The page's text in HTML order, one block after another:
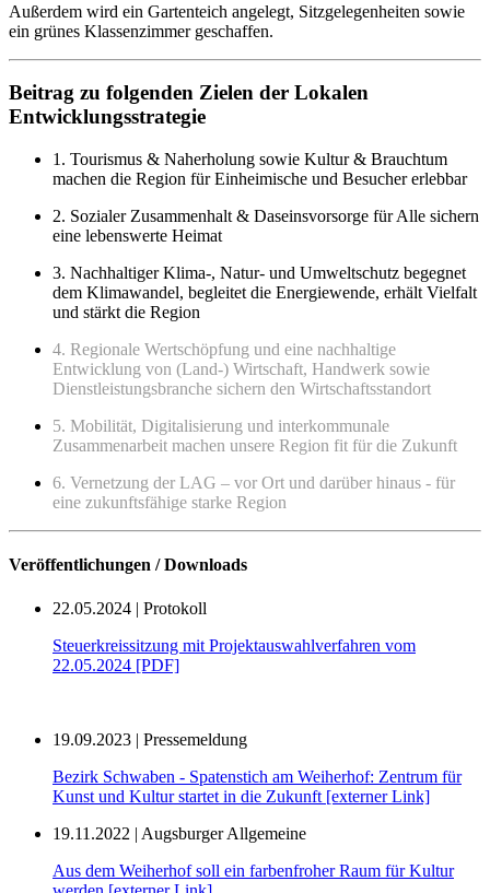
Außerdem wird ein Gartenteich angelegt, Sitzgelegenheiten sowie
ein grünes Klassenzimmer geschaffen.
Beitrag zu folgenden Zielen der Lokalen
Entwicklungsstrategie
1. Tourismus & Naherholung sowie Kultur & Brauchtum
machen die Region für Einheimische und Besucher erlebbar
2. Sozialer Zusammenhalt & Daseinsvorsorge für Alle sichern
eine lebenswerte Heimat
3. Nachhaltiger Klima-, Natur- und Umweltschutz begegnet
dem Klimawandel, begleitet die Energiewende, erhält Vielfalt
und stärkt die Region
4. Regionale Wertschöpfung und eine nachhaltige
Entwicklung von (Land-) Wirtschaft, Handwerk sowie
Dienstleistungsbranche sichern den Wirtschaftsstandort
5. Mobilität, Digitalisierung und interkommunale
Zusammenarbeit machen unsere Region fit für die Zukunft
6. Vernetzung der LAG – vor Ort und darüber hinaus - für
eine zukunftsfähige starke Region
Veröffentlichungen / Downloads
22.05.2024 | Protokoll
Steuerkreissitzung mit Projektauswahlverfahren vom
22.05.2024 [PDF]
19.09.2023 | Pressemeldung
Bezirk Schwaben - Spatenstich am Weiherhof: Zentrum für
Kunst und Kultur startet in die Zukunft [externer Link]
19.11.2022 | Augsburger Allgemeine
Aus dem Weiherhof soll ein farbenfroher Raum für Kultur